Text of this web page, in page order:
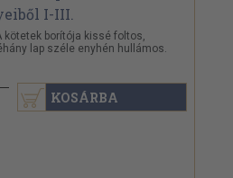
kötetek borítója kissé foltos,
lap széle enyhén hullámos.
KOSÁRBA